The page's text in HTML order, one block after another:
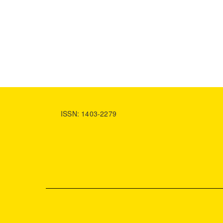
ISSN: 1403-2279